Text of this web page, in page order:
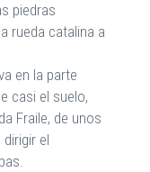
piedras
rueda catalina a
en la parte
casi el suelo,
Fraile, de unos
el